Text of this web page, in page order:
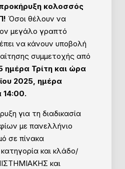
κολοσσός
Όσοι θέλουν να
μεγάλο γραπτό
να κάνουν υποβολή
συμμετοχής από
ημέρα Τρίτη και ώρα
2025, ημέρα
14:00.
για τη διαδικασία
με πανελλήνιο
σε πίνακα
και κλάδο/
και